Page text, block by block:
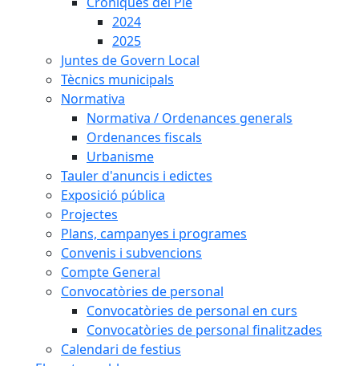
2024
2025
Juntes de Govern Local
Tècnics municipals
Normativa
Normativa / Ordenances generals
Ordenances fiscals
Urbanisme
Tauler d'anuncis i edictes
Exposició pública
Projectes
Plans, campanyes i programes
Convenis i subvencions
Compte General
Convocatòries de personal
Convocatòries de personal en curs
Convocatòries de personal finalitzades
Calendari de festius